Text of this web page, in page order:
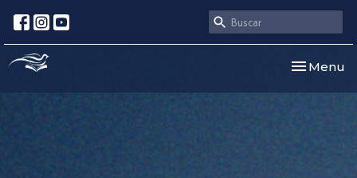
Toggle
Menu